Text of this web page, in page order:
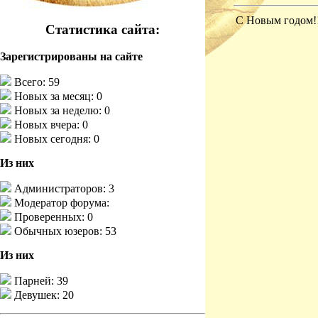
Статистика сайта:
Зарегистрированы на сайте
Всего: 59
Новых за месяц: 0
Новых за неделю: 0
Новых вчера: 0
Новых сегодня: 0
Из них
Администраторов: 3
Модератор форума:
Проверенных: 0
Обычных юзеров: 53
Из них
Парней: 39
Девушек: 20
С Новым